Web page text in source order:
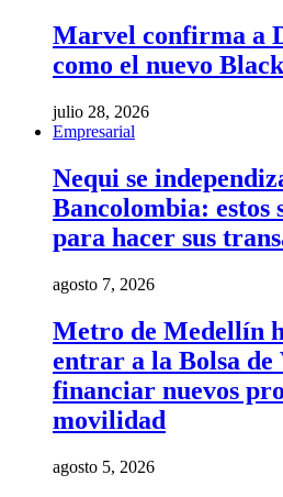
Marvel confirma a
como el nuevo
julio 28, 2026
Empresarial
Nequi se
Bancolombia: estos
para hacer sus
agosto 7, 2026
Metro de Medellín
entrar a la Bolsa de
financiar nuevos
movilidad
agosto 5, 2026